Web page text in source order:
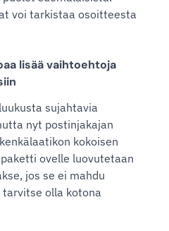
voi tarkistaa osoitteesta
lisää vaihtoehtoja
sujahtavia
nyt postinjakajan
kokoisen
ovelle luovutetaan
jos se ei mahdu
olla kotona